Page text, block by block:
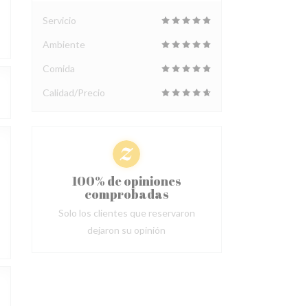
Servicio
Ambiente
Comida
Calidad/Precio
100% de opiniones
comprobadas
Solo los clientes que reservaron
dejaron su opinión